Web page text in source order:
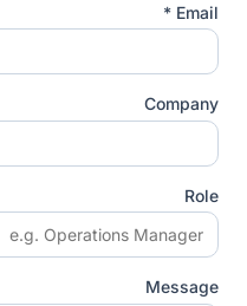
Email *
Company
Role
Message